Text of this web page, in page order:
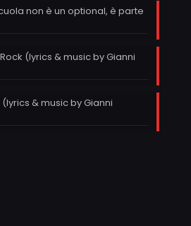
non è un optional, è parte
(lyrics & music by Gianni
& music by Gianni